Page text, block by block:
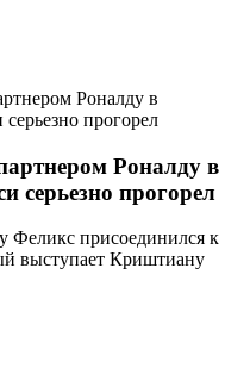
Роналду в
прогорел
Роналду в
серьезно прогорел
Феликс присоединился к
выступает Криштиану